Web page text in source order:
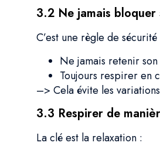
3.2 Ne jamais
C’est une règle de
Ne jamais retenir son
Toujours respirer en
–> Cela évite les
3.3 Respirer de
La clé est la relaxation :